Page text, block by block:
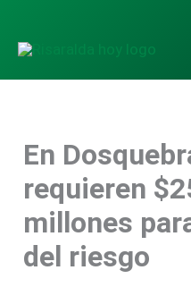
contenido
En
requieren
millones
del riesgo